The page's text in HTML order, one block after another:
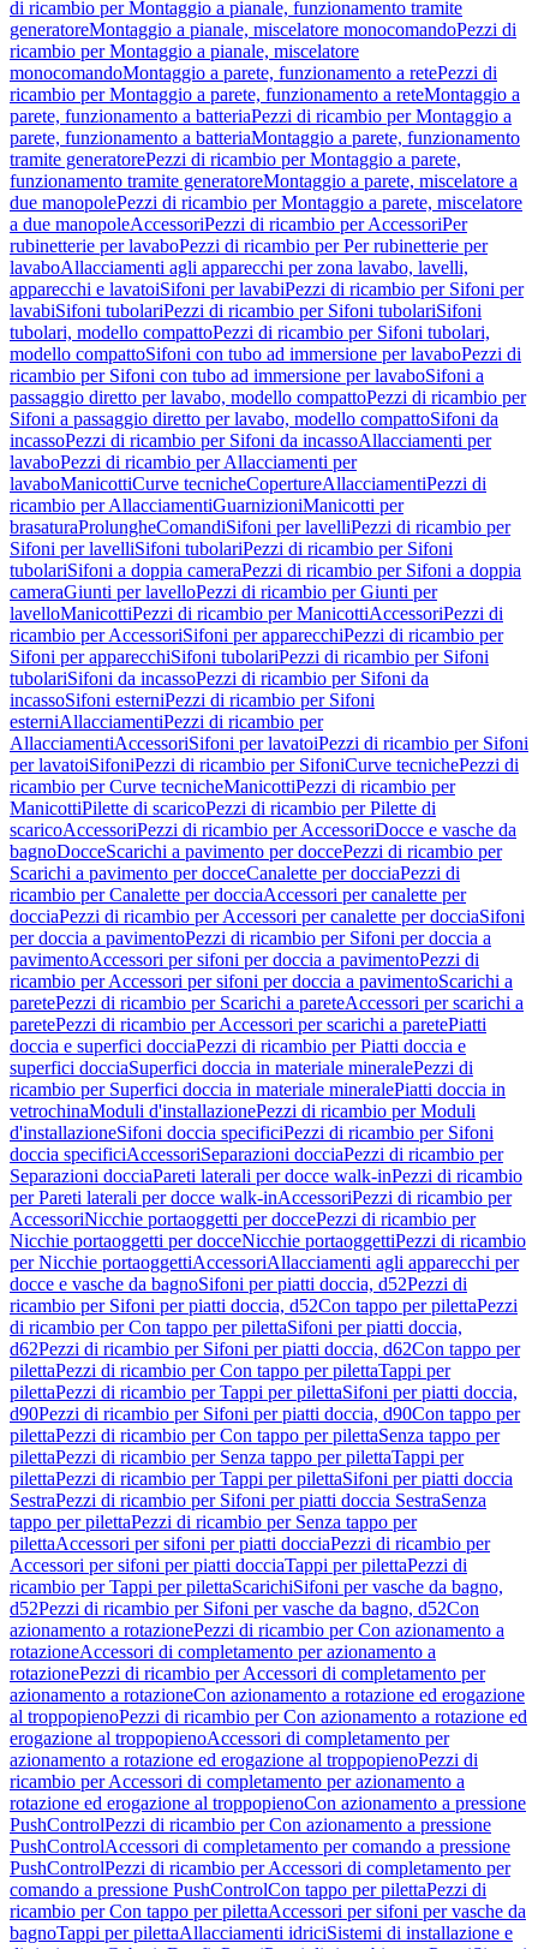
di ricambio per Montaggio a pianale, funzionamento tramite
generatoreMontaggio a pianale, miscelatore monocomandoPezzi di
ricambio per Montaggio a pianale, miscelatore
monocomandoMontaggio a parete, funzionamento a retePezzi di
ricambio per Montaggio a parete, funzionamento a reteMontaggio a
parete, funzionamento a batteriaPezzi di ricambio per Montaggio a
parete, funzionamento a batteriaMontaggio a parete, funzionamento
tramite generatorePezzi di ricambio per Montaggio a parete,
funzionamento tramite generatoreMontaggio a parete, miscelatore a
due manopolePezzi di ricambio per Montaggio a parete, miscelatore
a due manopoleAccessoriPezzi di ricambio per AccessoriPer
rubinetterie per lavaboPezzi di ricambio per Per rubinetterie per
lavaboAllacciamenti agli apparecchi per zona lavabo, lavelli,
apparecchi e lavatoiSifoni per lavabiPezzi di ricambio per Sifoni per
lavabiSifoni tubolariPezzi di ricambio per Sifoni tubolariSifoni
tubolari, modello compattoPezzi di ricambio per Sifoni tubolari,
modello compattoSifoni con tubo ad immersione per lavaboPezzi di
ricambio per Sifoni con tubo ad immersione per lavaboSifoni a
passaggio diretto per lavabo, modello compattoPezzi di ricambio per
Sifoni a passaggio diretto per lavabo, modello compattoSifoni da
incassoPezzi di ricambio per Sifoni da incassoAllacciamenti per
lavaboPezzi di ricambio per Allacciamenti per
lavaboManicottiCurve tecnicheCopertureAllacciamentiPezzi di
ricambio per AllacciamentiGuarnizioniManicotti per
brasaturaProlungheComandiSifoni per lavelliPezzi di ricambio per
Sifoni per lavelliSifoni tubolariPezzi di ricambio per Sifoni
tubolariSifoni a doppia cameraPezzi di ricambio per Sifoni a doppia
cameraGiunti per lavelloPezzi di ricambio per Giunti per
lavelloManicottiPezzi di ricambio per ManicottiAccessoriPezzi di
ricambio per AccessoriSifoni per apparecchiPezzi di ricambio per
Sifoni per apparecchiSifoni tubolariPezzi di ricambio per Sifoni
tubolariSifoni da incassoPezzi di ricambio per Sifoni da
incassoSifoni esterniPezzi di ricambio per Sifoni
esterniAllacciamentiPezzi di ricambio per
AllacciamentiAccessoriSifoni per lavatoiPezzi di ricambio per Sifoni
per lavatoiSifoniPezzi di ricambio per SifoniCurve tecnichePezzi di
ricambio per Curve tecnicheManicottiPezzi di ricambio per
ManicottiPilette di scaricoPezzi di ricambio per Pilette di
scaricoAccessoriPezzi di ricambio per AccessoriDocce e vasche da
bagnoDocceScarichi a pavimento per doccePezzi di ricambio per
Scarichi a pavimento per docceCanalette per docciaPezzi di
ricambio per Canalette per docciaAccessori per canalette per
docciaPezzi di ricambio per Accessori per canalette per docciaSifoni
per doccia a pavimentoPezzi di ricambio per Sifoni per doccia a
pavimentoAccessori per sifoni per doccia a pavimentoPezzi di
ricambio per Accessori per sifoni per doccia a pavimentoScarichi a
paretePezzi di ricambio per Scarichi a pareteAccessori per scarichi a
paretePezzi di ricambio per Accessori per scarichi a paretePiatti
doccia e superfici docciaPezzi di ricambio per Piatti doccia e
superfici docciaSuperfici doccia in materiale mineralePezzi di
ricambio per Superfici doccia in materiale mineralePiatti doccia in
vetrochinaModuli d'installazionePezzi di ricambio per Moduli
d'installazioneSifoni doccia specificiPezzi di ricambio per Sifoni
doccia specificiAccessoriSeparazioni docciaPezzi di ricambio per
Separazioni docciaPareti laterali per docce walk-inPezzi di ricambio
per Pareti laterali per docce walk-inAccessoriPezzi di ricambio per
AccessoriNicchie portaoggetti per doccePezzi di ricambio per
Nicchie portaoggetti per docceNicchie portaoggettiPezzi di ricambio
per Nicchie portaoggettiAccessoriAllacciamenti agli apparecchi per
docce e vasche da bagnoSifoni per piatti doccia, d52Pezzi di
ricambio per Sifoni per piatti doccia, d52Con tappo per pilettaPezzi
di ricambio per Con tappo per pilettaSifoni per piatti doccia,
d62Pezzi di ricambio per Sifoni per piatti doccia, d62Con tappo per
pilettaPezzi di ricambio per Con tappo per pilettaTappi per
pilettaPezzi di ricambio per Tappi per pilettaSifoni per piatti doccia,
d90Pezzi di ricambio per Sifoni per piatti doccia, d90Con tappo per
pilettaPezzi di ricambio per Con tappo per pilettaSenza tappo per
pilettaPezzi di ricambio per Senza tappo per pilettaTappi per
pilettaPezzi di ricambio per Tappi per pilettaSifoni per piatti doccia
SestraPezzi di ricambio per Sifoni per piatti doccia SestraSenza
tappo per pilettaPezzi di ricambio per Senza tappo per
pilettaAccessori per sifoni per piatti docciaPezzi di ricambio per
Accessori per sifoni per piatti docciaTappi per pilettaPezzi di
ricambio per Tappi per pilettaScarichiSifoni per vasche da bagno,
d52Pezzi di ricambio per Sifoni per vasche da bagno, d52Con
azionamento a rotazionePezzi di ricambio per Con azionamento a
rotazioneAccessori di completamento per azionamento a
rotazionePezzi di ricambio per Accessori di completamento per
azionamento a rotazioneCon azionamento a rotazione ed erogazione
al troppopienoPezzi di ricambio per Con azionamento a rotazione ed
erogazione al troppopienoAccessori di completamento per
azionamento a rotazione ed erogazione al troppopienoPezzi di
ricambio per Accessori di completamento per azionamento a
rotazione ed erogazione al troppopienoCon azionamento a pressione
PushControlPezzi di ricambio per Con azionamento a pressione
PushControlAccessori di completamento per comando a pressione
PushControlPezzi di ricambio per Accessori di completamento per
comando a pressione PushControlCon tappo per pilettaPezzi di
ricambio per Con tappo per pilettaAccessori per sifoni per vasche da
bagnoTappi per pilettaAllacciamenti idriciSistemi di installazione e